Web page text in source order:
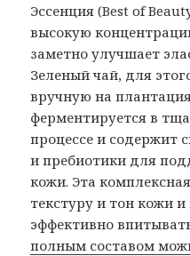
Эссенция (Best of
высокую
заметно улучшает
Зеленый чай, для
вручную на
ферментируется в
процессе и содержит
и пребиотики для
кожи. Эта
текстуру и тон кожи
эффективно
полным составом